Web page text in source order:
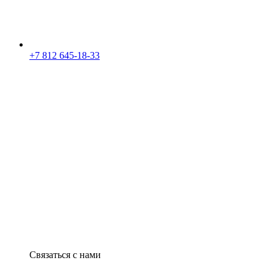
+7 812 645-18-33
Связаться с нами